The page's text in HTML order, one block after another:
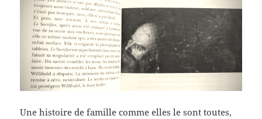
Une histoire de famille comme elles le sont toutes,